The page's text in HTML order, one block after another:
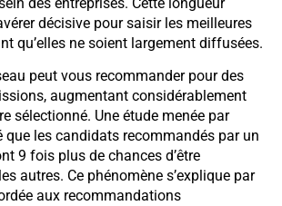
décisive pour saisir les meilleures
qu’elles ne soient largement diffusées.
peut vous recommander pour des
augmentant considérablement
sélectionné. Une étude menée par
que les candidats recommandés par un
9 fois plus de chances d’être
autres. Ce phénomène s’explique par
aux recommandations